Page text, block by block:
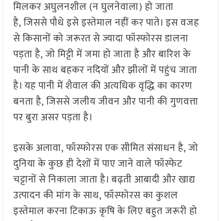
मिलकर अघुलनशील (न घुलनेवाला) हो जाता
है, जिससे पौधे इसे इस्तेमाल नहीं कर पाते। इस वजह
से किसानों को जरूरत से ज्यादा फॉस्फोरस डालना
पड़ता है, जो मिट्टी में जमा हो जाता है और बारिश के
पानी के साथ बहकर नदियों और झीलों में पहुंच जाता
है। यह पानी में शैवाल की अत्यधिक वृद्धि का कारण
बनता है, जिससे जलीय जीवन और पानी की गुणवत्ता
पर बुरा असर पड़ता है।
इसके अलावा, फॉस्फोरस एक सीमित संसाधन है, जो
दुनिया के कुछ ही देशों में पाए जाने वाले फॉस्फेट
चट्टानों से निकाला जाता है। बढ़ती आबादी और खाद्य
उत्पादन की मांग के साथ, फॉस्फोरस का कुशल
इस्तेमाल करना टिकाऊ कृषि के लिए बहुत जरूरी हो